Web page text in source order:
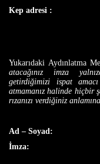
Kep adresi :
Yukarıdaki Aydınlatma
atacağınız imza
getirdiğimizi ispat
atmamanız halinde hiçbir
rızanızı verdiğiniz
Ad – Soyad:
İmza: